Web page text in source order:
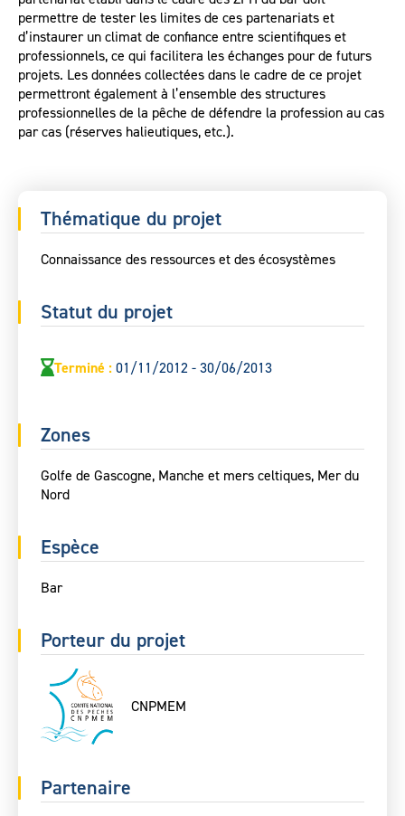
permettre de tester les limites de ces partenariats et
d’instaurer un climat de confiance entre scientifiques et
professionnels, ce qui facilitera les échanges pour de futurs
projets. Les données collectées dans le cadre de ce projet
permettront également à l’ensemble des structures
professionnelles de la pêche de défendre la profession au cas
par cas (réserves halieutiques, etc.).
Thématique du projet
Connaissance des ressources et des écosystèmes
Statut du projet
Terminé :01/11/2012 - 30/06/2013
Zones
Golfe de Gascogne, Manche et mers celtiques, Mer du
Nord
Espèce
Bar
Porteur du projet
CNPMEM
Partenaire